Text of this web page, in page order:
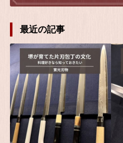
最近の記事